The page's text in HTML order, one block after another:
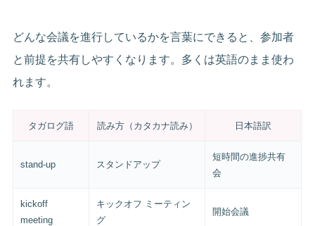
どんな会議を進行しているかを言葉にできると、参加者
と前提を共有しやすくなります。多くは英語のまま使わ
れます。
タガログ語 読み方（カタカナ読み） 日本語訳
stand-up スタンドアップ
短時間の進捗共有
会
kickoff
meeting
キックオフ ミーティン
グ
開始会議